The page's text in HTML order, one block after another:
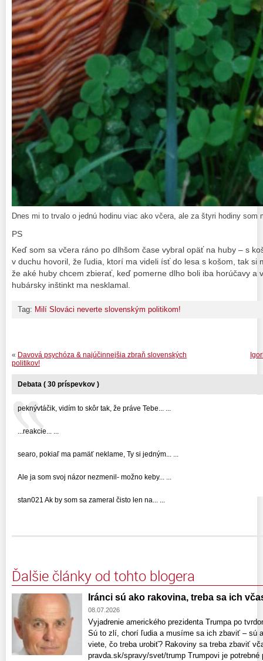
Dnes mi to trvalo o jednú hodinu viac ako včera, ale za štyri hodiny
PS
Keď som sa včera ráno po dlhšom čase vybral opäť na huby – s
v duchu hovoril, že ľudia, ktorí ma videli ísť do lesa s košom, tak si
že aké huby chcem zbierať, keď pomerne dlho boli iba horúčavy a
hubársky inštinkt ma nesklamal.
Tag: Milí Slováci neverte slovenským politikom!
« Davová psychóza & najúčinnejšia zbraň slovenských
politikov!
Debata ( 30 príspevkov )
peknývtáčik, vidím to skôr tak, že práve Tebe... ...
...reakcie... ...
searo, pokiaľ ma pamäť neklame, Ty si jedným... ...
Ale ja som svoj názor nezmenil- možno keby... ...
stan021 Ak by som sa zameral čisto len na... ...
Ďalšie články od tohto blogera
Iránci sú ako rakovina, treba sa ich
08.07.2026
Vyjadrenie amerického prezidenta Trumpa po
Sú to zlí, chorí ľudia a musíme sa ich zbaviť – sú
viete, čo treba urobiť? Rakoviny sa treba zbaviť
pravda.sk/spravy/svet/trump Trumpovi je